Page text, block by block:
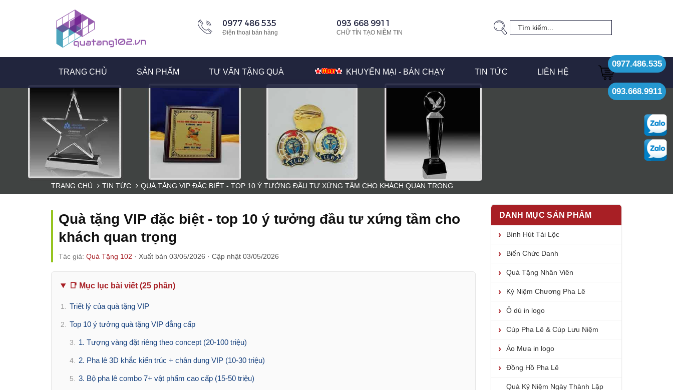
0977 486 535
Điện thoại bán hàng
093 668 9911
CHỮ TÍN TẠO NIỀM TIN
TRANG CHỦ SẢN PHẨM TƯ VẤN TẶNG QUÀ KHUYẾN MẠI - BÁN CHẠY TIN TỨC LIÊN HỆ
0977.486.535
093.668.9911
TRANG CHỦ TIN TỨC QUÀ TẶNG VIP ĐẶC BIỆT - TOP 10 Ý TƯỞNG ĐẦU TƯ XỨNG TẦM CHO KHÁCH QUAN TRỌNG
Quà tặng VIP đặc biệt - top 10 ý tưởng đầu tư xứng tầm cho
khách quan trọng
Tác giả: Quà Tặng 102 · Xuất bản 03/05/2026 · Cập nhật 03/05/2026
📑 Mục lục bài viết (25 phần)
1. Triết lý của quà tặng VIP
2. Top 10 ý tưởng quà tặng VIP đẳng cấp
3. 1. Tượng vàng đặt riêng theo concept (20-100 triệu)
4. 2. Pha lê 3D khắc kiến trúc + chân dung VIP (10-30 triệu)
5. 3. Bộ pha lê combo 7+ vật phẩm cao cấp (15-50 triệu)
DANH MỤC SẢN PHẨM
Bình Hút Tài Lộc
Biển Chức Danh
Quà Tặng Nhân Viên
Kỷ Niệm Chương Pha Lê
Ô dù in logo
Cúp Pha Lê & Cúp Lưu Niệm
Áo Mưa in logo
Đồng Hồ Pha Lê
Quà Kỷ Niệm Ngày Thành Lập